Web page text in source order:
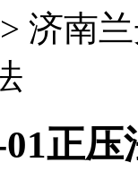
> 济南
正